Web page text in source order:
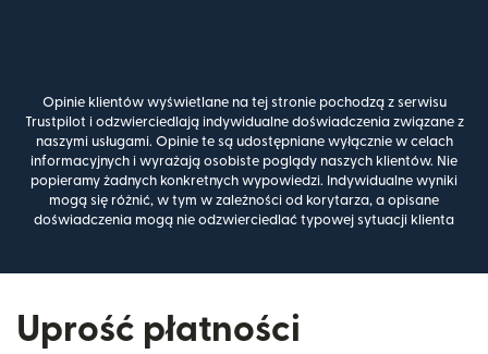
Opinie klientów wyświetlane na tej stronie pochodzą z serwisu
Trustpilot i odzwierciedlają indywidualne doświadczenia związane z
naszymi usługami. Opinie te są udostępniane wyłącznie w celach
informacyjnych i wyrażają osobiste poglądy naszych klientów. Nie
popieramy żadnych konkretnych wypowiedzi. Indywidualne wyniki
mogą się różnić, w tym w zależności od korytarza, a opisane
doświadczenia mogą nie odzwierciedlać typowej sytuacji klienta
Uprość płatności